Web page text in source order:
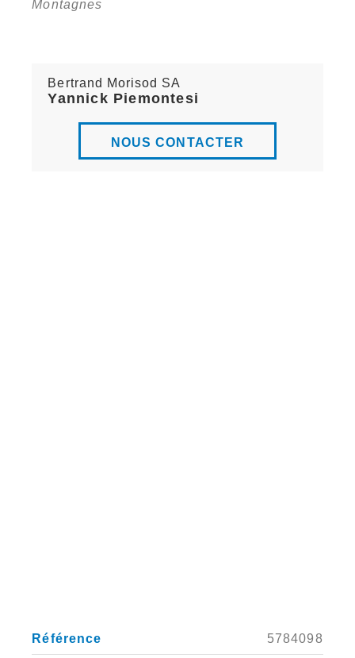
Bertrand Morisod SA
Yannick Piemontesi
NOUS CONTACTER
Référence 5784098
Montagnes